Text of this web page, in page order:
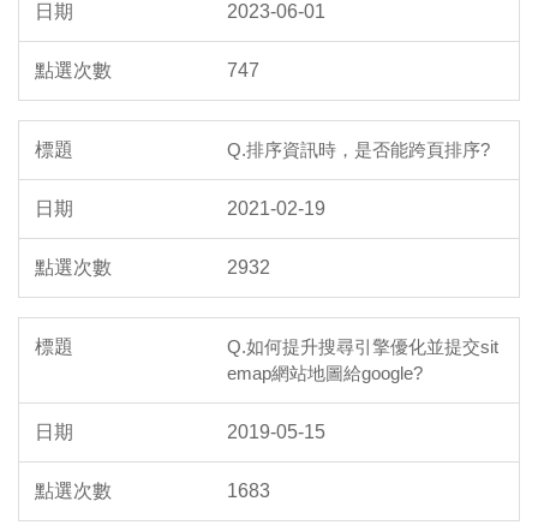
2023-06-01
747
Q.排序資訊時，是否能跨頁排序?
2021-02-19
2932
Q.如何提升搜尋引擎優化並提交sit
emap網站地圖給google?
2019-05-15
1683